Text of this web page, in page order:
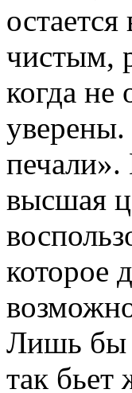
чистым,
когда не
печали».
высшая
которое
Лишь бы
так